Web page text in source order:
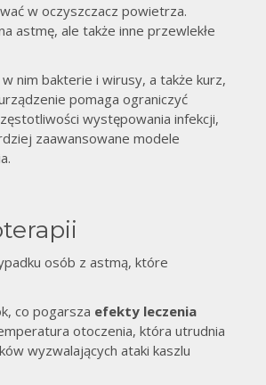
w oczyszczacz powietrza.
astmę, ale także inne przewlekłe
nim bakterie i wirusy, a także kurz,
pomaga ograniczyć
występowania infekcji,
zaawansowane modele
osób z astmą, które
co pogarsza efekty leczenia
otoczenia, która utrudnia
wyzwalających ataki kaszlu